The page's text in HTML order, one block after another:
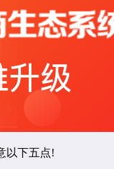
下五点!